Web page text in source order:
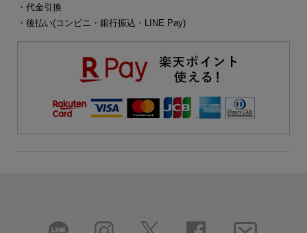
・代金引換
・後払い(コンビニ・銀行振込・LINE Pay)